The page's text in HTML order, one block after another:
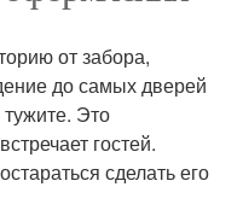
от забора,
до самых дверей
Это
гостей.
сделать его